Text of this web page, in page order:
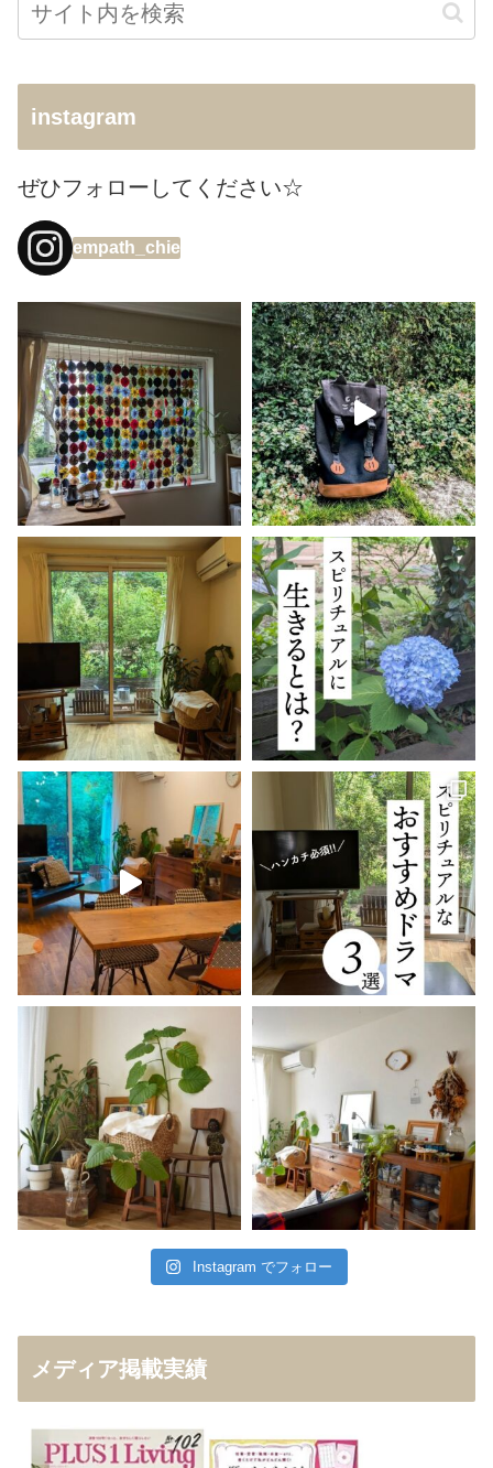
instagram
ぜひフォローしてください☆
empath_chie
Instagram でフォロー
メディア掲載実績